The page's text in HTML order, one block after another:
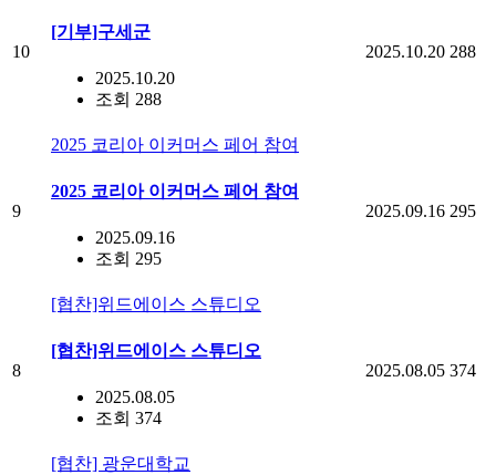
10
[기부]구세군
2025.10.20
조회 288
2025.10.20 288
9
2025 코리아 이커머스 페어 참여
2025 코리아 이커머스 페어 참여
2025.09.16
조회 295
2025.09.16 295
8
[협찬]위드에이스 스튜디오
[협찬]위드에이스 스튜디오
2025.08.05
조회 374
2025.08.05 374
[협찬] 광운대학교